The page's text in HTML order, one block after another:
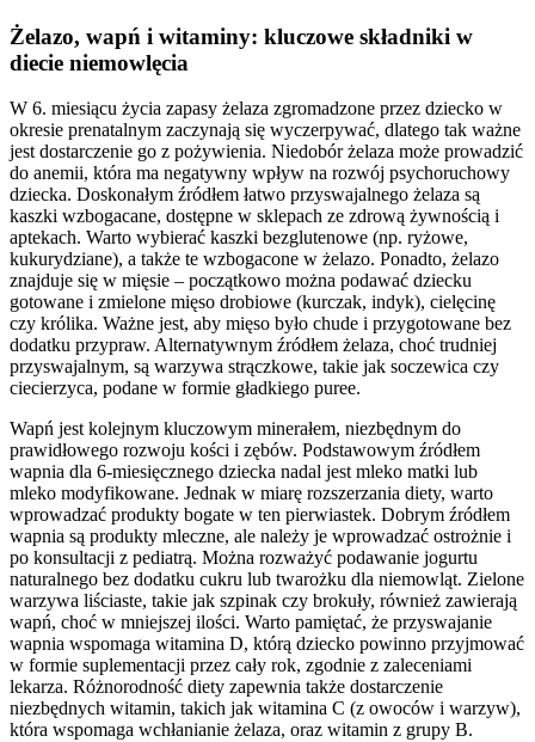
Żelazo, wapń i witaminy: kluczowe składniki w
diecie niemowlęcia
W 6. miesiącu życia zapasy żelaza zgromadzone przez dziecko w
okresie prenatalnym zaczynają się wyczerpywać, dlatego tak ważne
jest dostarczenie go z pożywienia. Niedobór żelaza może prowadzić
do anemii, która ma negatywny wpływ na rozwój psychoruchowy
dziecka. Doskonałym źródłem łatwo przyswajalnego żelaza są
kaszki wzbogacane, dostępne w sklepach ze zdrową żywnością i
aptekach. Warto wybierać kaszki bezglutenowe (np. ryżowe,
kukurydziane), a także te wzbogacone w żelazo. Ponadto, żelazo
znajduje się w mięsie – początkowo można podawać dziecku
gotowane i zmielone mięso drobiowe (kurczak, indyk), cielęcinę
czy królika. Ważne jest, aby mięso było chude i przygotowane bez
dodatku przypraw. Alternatywnym źródłem żelaza, choć trudniej
przyswajalnym, są warzywa strączkowe, takie jak soczewica czy
ciecierzyca, podane w formie gładkiego puree.
Wapń jest kolejnym kluczowym minerałem, niezbędnym do
prawidłowego rozwoju kości i zębów. Podstawowym źródłem
wapnia dla 6-miesięcznego dziecka nadal jest mleko matki lub
mleko modyfikowane. Jednak w miarę rozszerzania diety, warto
wprowadzać produkty bogate w ten pierwiastek. Dobrym źródłem
wapnia są produkty mleczne, ale należy je wprowadzać ostrożnie i
po konsultacji z pediatrą. Można rozważyć podawanie jogurtu
naturalnego bez dodatku cukru lub twarożku dla niemowląt. Zielone
warzywa liściaste, takie jak szpinak czy brokuły, również zawierają
wapń, choć w mniejszej ilości. Warto pamiętać, że przyswajanie
wapnia wspomaga witamina D, którą dziecko powinno przyjmować
w formie suplementacji przez cały rok, zgodnie z zaleceniami
lekarza. Różnorodność diety zapewnia także dostarczenie
niezbędnych witamin, takich jak witamina C (z owoców i warzyw),
która wspomaga wchłanianie żelaza, oraz witamin z grupy B.